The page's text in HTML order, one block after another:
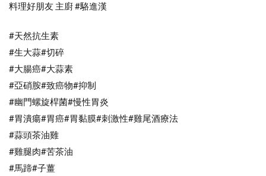
料理好朋友 主廚 #駱進漢
#天然抗生素
#生大蒜#切碎
#大腸癌#大蒜素
#亞硝胺#致癌物#抑制
#幽門螺旋桿菌#慢性胃炎
#胃潰瘍#胃癌#胃黏膜#刺激性#雞尾酒療法
#蒜頭茶油雞
#雞腿肉#苦茶油
#馬蹄#子薑